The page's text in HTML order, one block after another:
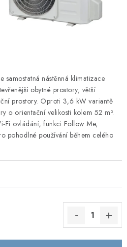
ochrany osobních údajů
nástěnná klimatizace
obytné prostory, větší
prostory. Oproti 3,6 kW variantě
o orientační velikosti kolem 52 m².
Fi ovládání, funkci Follow Me,
pohodlné používání během celého